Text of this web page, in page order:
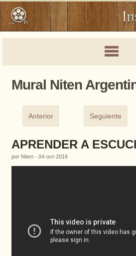
Mural Niten
Anterior Seguiente
APRENDER A
por Niten - 04-oct-2016